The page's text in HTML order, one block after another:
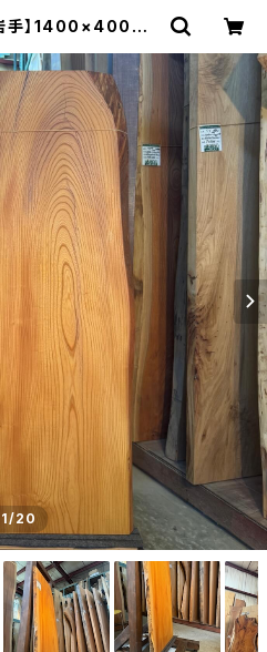
手】1400×400~5
さんもく
1/20